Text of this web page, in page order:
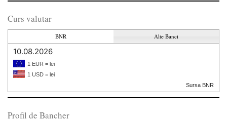
Curs valutar
BNR Alte Banci
10.08.2026
1 EUR = lei
1 USD = lei
Sursa BNR
Profil de Bancher